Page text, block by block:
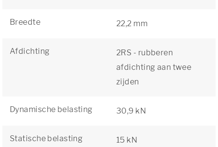
Breedte 22,2 mm
Afdichting
2RS - rubberen
afdichting aan twee
zijden
Dynamische belasting 30,9 kN
Statische belasting 15 kN